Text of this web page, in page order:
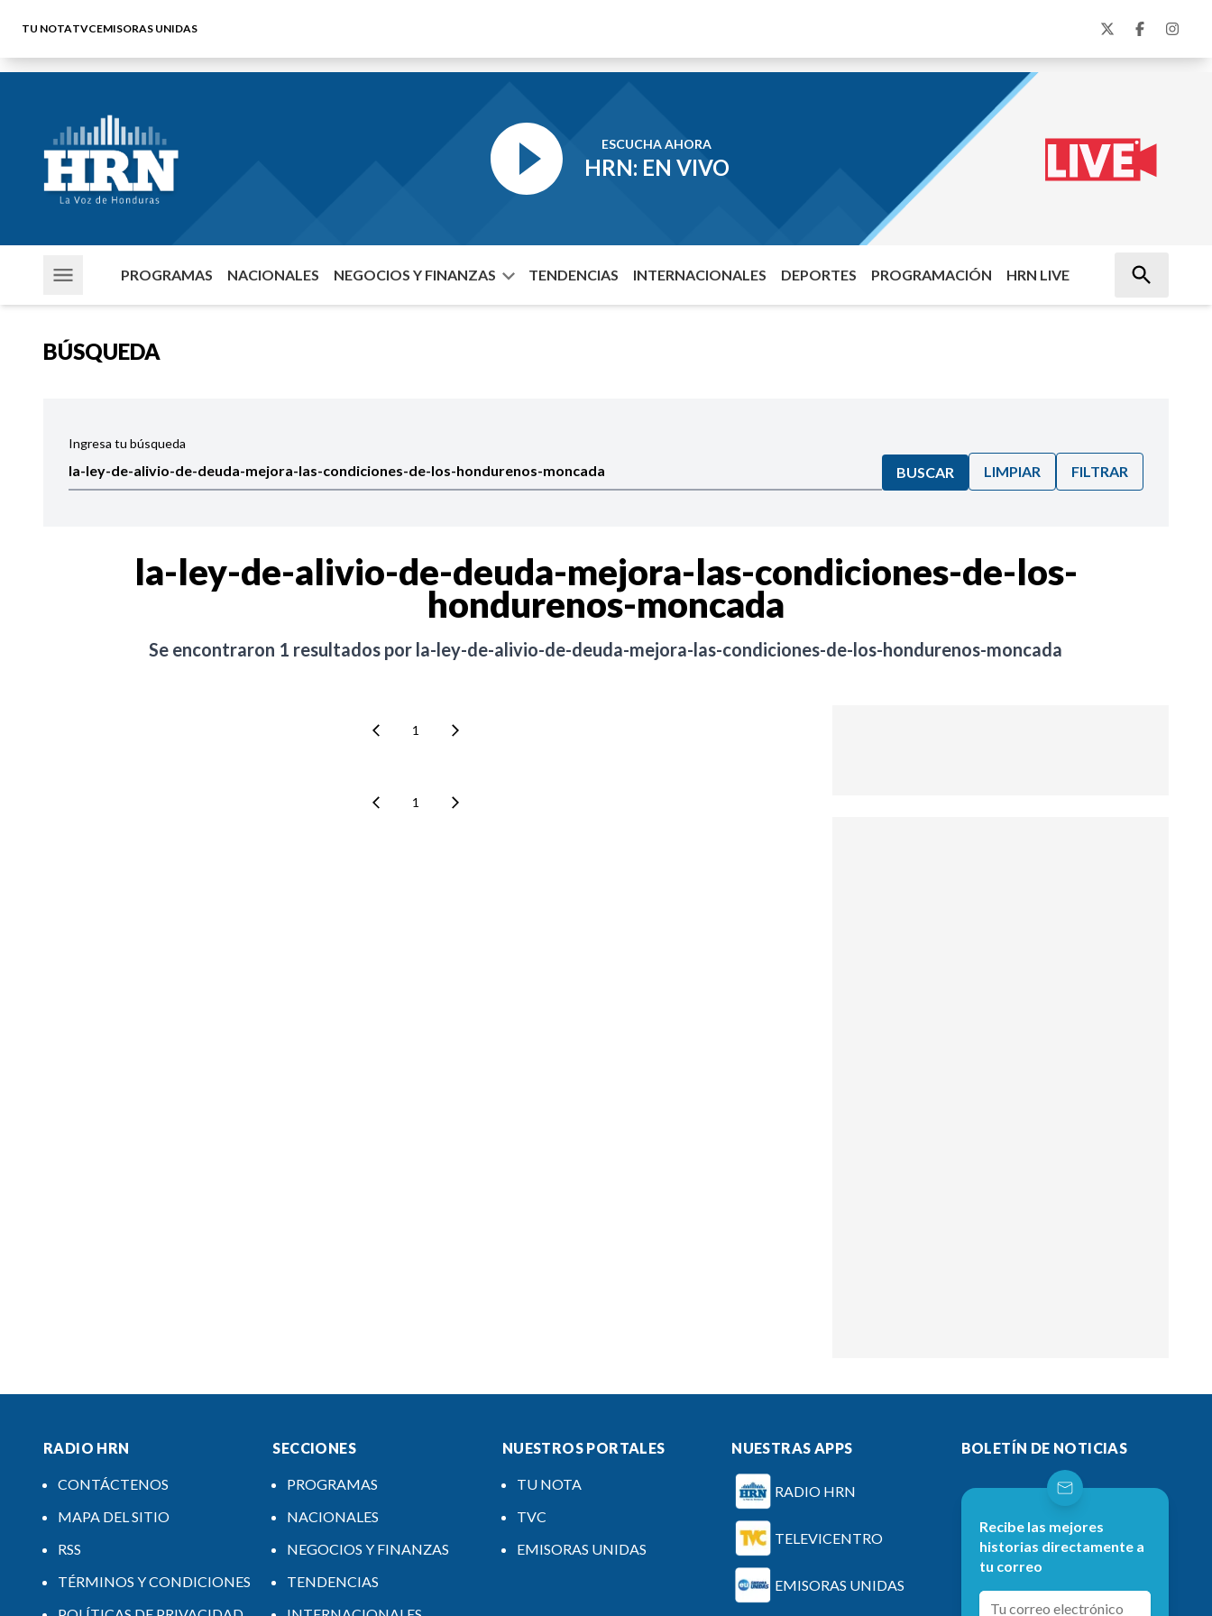
TU NOTATVCEMISORAS UNIDAS
ESCUCHA AHORA
HRN: EN VIVO
PROGRAMAS NACIONALES NEGOCIOS Y FINANZAS TENDENCIAS INTERNACIONALES DEPORTES PROGRAMACIÓN HRN LIVE
BÚSQUEDA
Ingresa tu búsqueda
BUSCAR LIMPIAR FILTRAR
la-ley-de-alivio-de-deuda-mejora-las-condiciones-de-los-
hondurenos-moncada
Se encontraron 1 resultados por la-ley-de-alivio-de-deuda-mejora-las-condiciones-de-los-hondurenos-moncada
1
1
RADIO HRN
CONTÁCTENOS
MAPA DEL SITIO
RSS
TÉRMINOS Y CONDICIONES
SECCIONES
PROGRAMAS
NACIONALES
NEGOCIOS Y FINANZAS
TENDENCIAS
NUESTROS PORTALES
TU NOTA
TVC
EMISORAS UNIDAS
NUESTRAS APPS
RADIO HRN
TELEVICENTRO
EMISORAS UNIDAS
BOLETÍN DE NOTICIAS
Recibe las mejores
historias directamente a
tu correo